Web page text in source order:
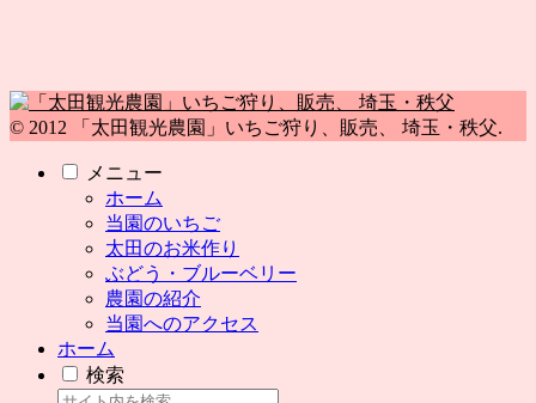
© 2012 「太田観光農園」いちご狩り、販売、 埼玉・秩父.
メニュー
ホーム
当園のいちご
太田のお米作り
ぶどう・ブルーベリー
農園の紹介
当園へのアクセス
ホーム
検索